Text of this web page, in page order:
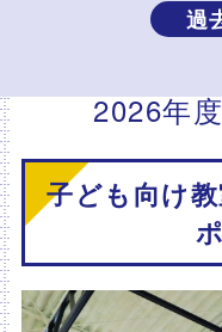
過
2026年
子ども向け